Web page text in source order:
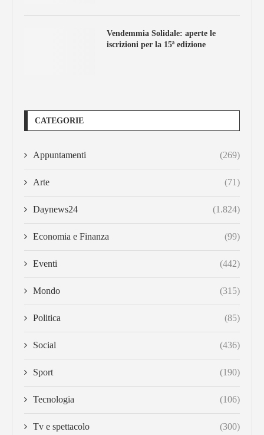
Vendemmia Solidale: aperte le
iscrizioni per la 15ª edizione
CATEGORIE
Appuntamenti (269)
Arte (71)
Daynews24 (1.824)
Economia e Finanza (99)
Eventi (442)
Mondo (315)
Politica (85)
Social (436)
Sport (190)
Tecnologia (106)
Tv e spettacolo (300)